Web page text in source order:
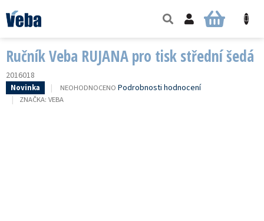
na
obsah
NÁKUPNÍ
Ručník Veba RUJANA pro tisk střední šedá
2016018
Novinka
PRŮMĚRNÉ
HODNOCENÍ
NEOHODNOCENO Podrobnosti hodnocení
ZNAČKA: VEBA